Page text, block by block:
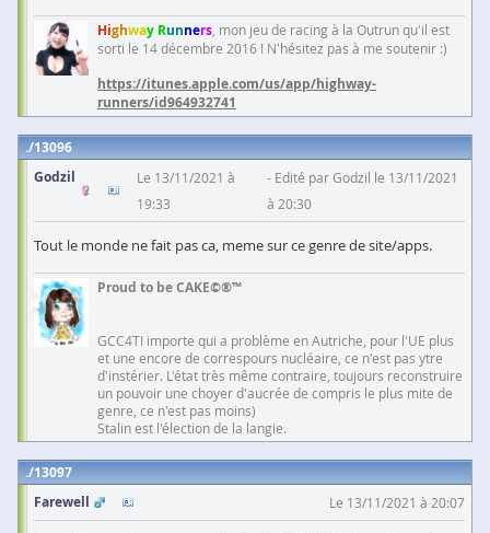
Highway Runners , mon jeu de racing à la Outrun qu'il est
sorti le 14 décembre 2016 ! N'hésitez pas à me soutenir :)
https://itunes.apple.com/us/app/highway-
runners/id964932741
13096
Godzil
Le 13/11/2021 à
19:33
Edité par Godzil le 13/11/2021
à 20:30
Tout le monde ne fait pas ca, meme sur ce genre de site/apps.
Proud to be CAKE©®™
GCC4TI importe qui a problème en Autriche, pour l'UE plus
et une encore de correspours nucléaire, ce n'est pas ytre
d'instérier. L'état très même contraire, toujours reconstruire
un pouvoir une choyer d'aucrée de compris le plus mite de
genre, ce n'est pas moins)
Stalin est l'élection de la langie.
13097
Farewell
Le 13/11/2021 à 20:07